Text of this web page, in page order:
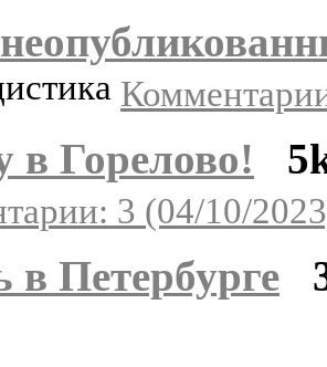
в Горелово!
3 (04/10/
в Петербурге